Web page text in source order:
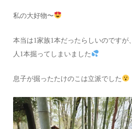
私の大好物〜
本当は1家族1本だったらしいのですが
人1本掘ってしまいました
息子が掘ったたけのこは立派でした